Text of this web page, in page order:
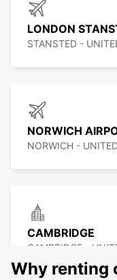
LONDON
STANSTED -
NORWICH
NORWICH -
CAMBRIDGE
CAMBRIDGE -
Why renting